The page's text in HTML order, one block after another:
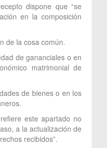
dispone que “se
en la composición
de la cosa común.
de gananciales o en
matrimonial de
de bienes o en los
este apartado no
a la actualización de
recibidos”.